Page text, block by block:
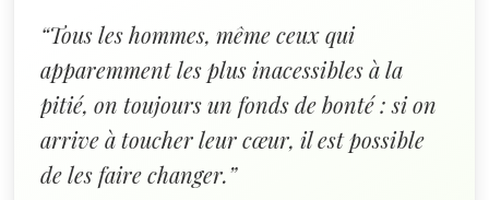
“Tous les hommes, même ceux qui
apparemment les plus inacessibles à la
pitié, on toujours un fonds de bonté : si on
arrive à toucher leur cœur, il est possible
de les faire changer.”